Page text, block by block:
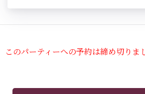
このパーティーへの予約は締め切りま